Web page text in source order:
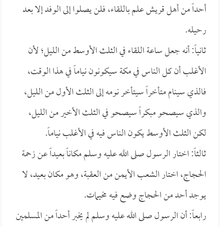
أحداً من أهل قريش علم باللقاء، فلن يصلوا إلى الوفد إلا بعد
رحيله.
ثانياً: أنه جعل ساعة اللقاء في الثلث الأوسط من الليل؛ لأن
الأغلب أن كل الناس في مكة سيكونون نياماً في هذا الوقت،
فالذي سينام متأخراً سيتأخر نومه إلى الثلث الأول من الليل،
والذي سيصحو مبكراً سيصحو في الثلث الأخير من الليل،
لكن الثلث الأوسط يكون الناس فيه في الأغلب نياماً.
ثالثاً: اختار الرسول صلى الله عليه وسلم مكاناً بعيداً عن زحمة
الحجاج، اختار الشعب الأيمن من العقبة، وهو مكان بعيد، لا
يوجد أحد من الحجاج وضع فيه مخيمات.
رابعاً: أن الرسول صلى الله عليه وسلم لم يخبر أحداً من المسلمين